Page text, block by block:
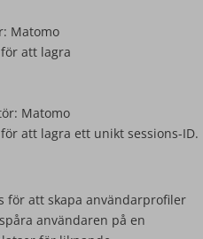
Matomo
att lagra
Matomo
att lagra ett unikt sessions-ID.
för att skapa användarprofiler
användaren på en